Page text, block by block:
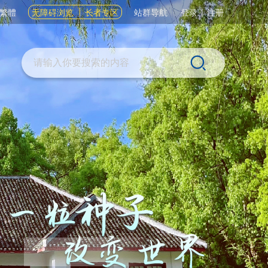
繁體 无障碍浏览 长者专区 站群导航 登录|注册